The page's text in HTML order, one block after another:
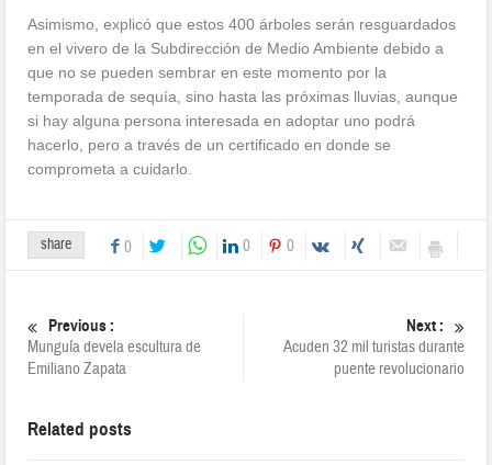
Asimismo, explicó que estos 400 árboles serán resguardados
en el vivero de la Subdirección de Medio Ambiente debido a
que no se pueden sembrar en este momento por la
temporada de sequía, sino hasta las próximas lluvias, aunque
si hay alguna persona interesada en adoptar uno podrá
hacerlo, pero a través de un certificado en donde se
comprometa a cuidarlo.
share 0 0 0
Previous :
Munguía devela escultura de
Emiliano Zapata
Next :
Acuden 32 mil turistas durante
puente revolucionario
Related posts